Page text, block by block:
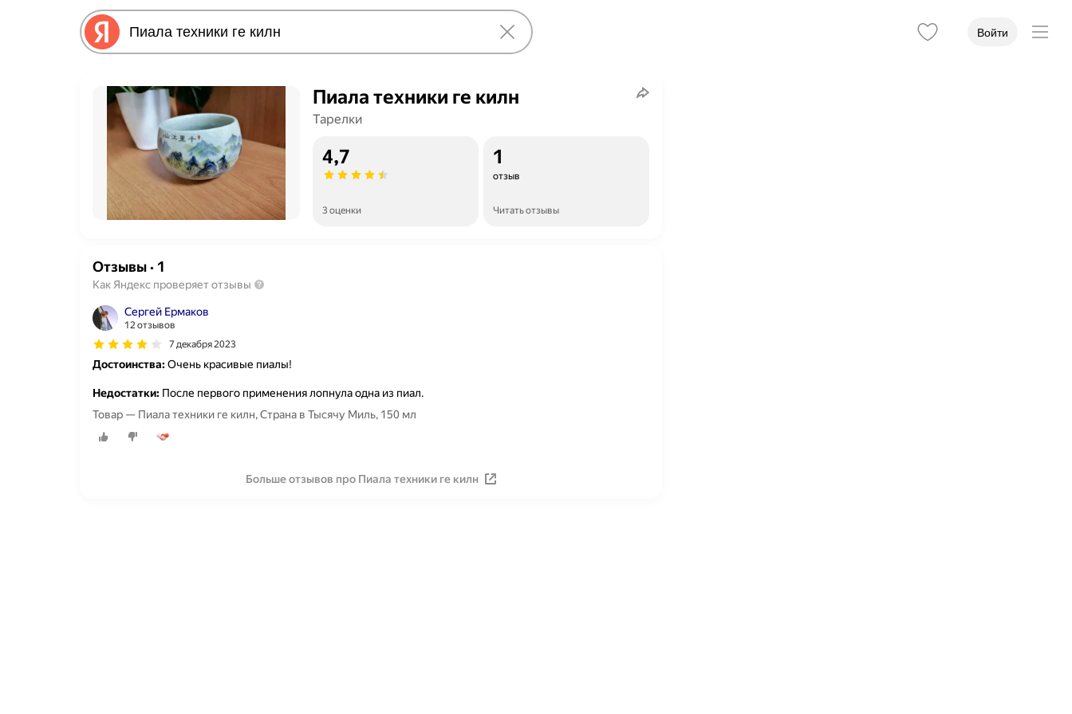
Войти
Пиала техники ге килн
Тарелки
4,7
3 оценки
1
отзыв
Читать отзывы
Отзывы· 1
Как Яндекс проверяет отзывы
Сергей Ермаков
12 отзывов
7 декабря 2023
Достоинства:Очень красивые пиалы!
Недостатки: После первого применения лопнула одна из пиал.
Товар — Пиала техники ге килн, Страна в Тысячу Миль, 150 мл
Больше отзывов про Пиала техники ге килн